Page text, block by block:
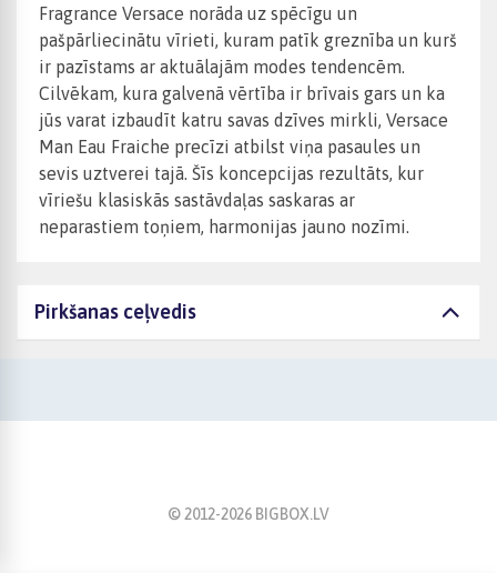
Fragrance Versace norāda uz spēcīgu un
pašpārliecinātu vīrieti, kuram patīk greznība un kurš
ir pazīstams ar aktuālajām modes tendencēm.
Cilvēkam, kura galvenā vērtība ir brīvais gars un ka
jūs varat izbaudīt katru savas dzīves mirkli, Versace
Man Eau Fraiche precīzi atbilst viņa pasaules un
sevis uztverei tajā. Šīs koncepcijas rezultāts, kur
vīriešu klasiskās sastāvdaļas saskaras ar
neparastiem toņiem, harmonijas jauno nozīmi.
Pirkšanas ceļvedis
© 2012-2026 BIGBOX.LV